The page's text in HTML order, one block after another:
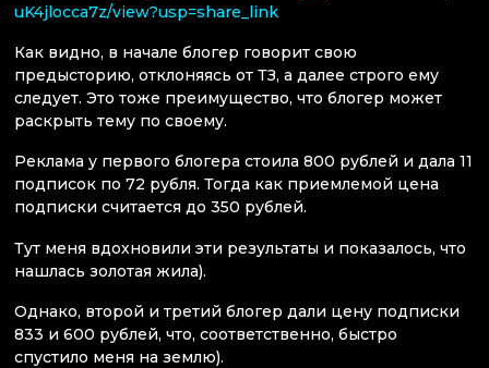
uK4jlocca7z/view?usp=share_link
Как видно, в начале блогер говорит свою
предысторию, отклоняясь от ТЗ, а далее строго ему
следует. Это тоже преимущество, что блогер может
раскрыть тему по своему.
Реклама у первого блогера стоила 800 рублей и дала 11
подписок по 72 рубля. Тогда как приемлемой цена
подписки считается до 350 рублей.
Тут меня вдохновили эти результаты и показалось, что
нашлась золотая жила).
Однако, второй и третий блогер дали цену подписки
833 и 600 рублей, что, соответственно, быстро
спустило меня на землю).